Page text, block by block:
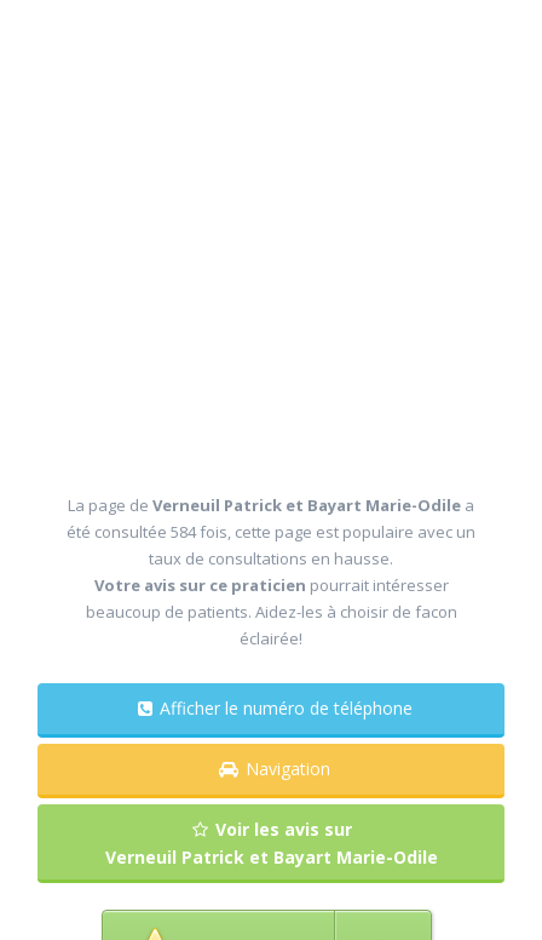
La page de Verneuil Patrick et Bayart Marie-Odile a
été consultée 584 fois, cette page est populaire avec un
taux de consultations en hausse.
Votre avis sur ce praticien pourrait intéresser
beaucoup de patients. Aidez-les à choisir de facon
éclairée!
Afficher le numéro de téléphone
Navigation
Voir les avis sur
Verneuil Patrick et Bayart Marie-Odile